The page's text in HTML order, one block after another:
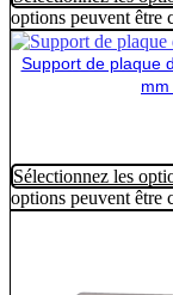
options peuvent être
Support de plaque
Sélectionnez les
options peuvent être